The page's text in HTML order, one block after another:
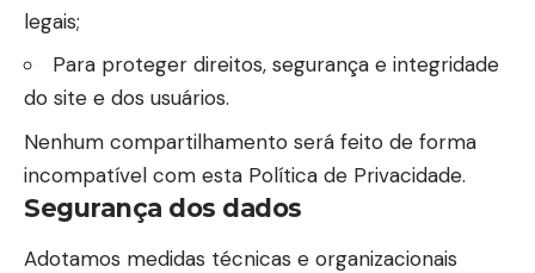
legais;
Para proteger direitos, segurança e integridade
do site e dos usuários.
Nenhum compartilhamento será feito de forma
incompatível com esta Política de Privacidade.
Segurança dos dados
Adotamos medidas técnicas e organizacionais